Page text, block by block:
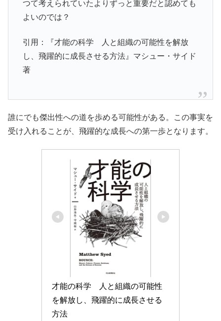
つて考えられていたよりずっと重要だと認めても
よいのでは？
引用：『才能の科学 人と組織の可能性を解放
し、飛躍的に成長させる方法』マシュー・サイド
著
誰にでも傑出性への道を歩める可能性がある。この事実を
受け入れることが、飛躍的な成長への第一歩となります。
才能の科学　人と組織の可能性
を解放し、飛躍的に成長させる
方法